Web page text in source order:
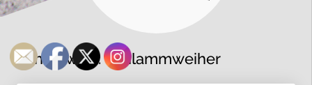
Schlagwort:Schlammweiher